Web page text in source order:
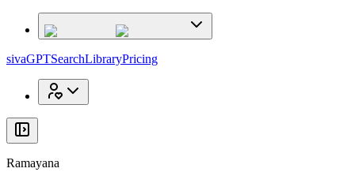
sivaGPTSearchLibraryPricing
Ramayana